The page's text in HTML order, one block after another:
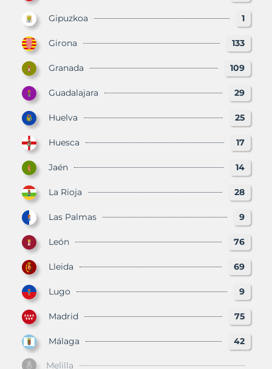
Gipuzkoa 1
Girona 133
Granada 109
Guadalajara 29
Huelva 25
Huesca 17
Jaén 14
La Rioja 28
Las Palmas 9
León 76
Lleida 69
Lugo 9
Madrid 75
Málaga 42
Melilla